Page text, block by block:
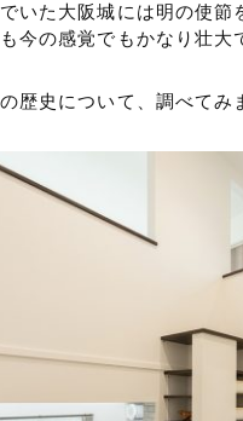
いた大阪城には明の使節
今の感覚でもかなり壮大
歴史について、調べてみ